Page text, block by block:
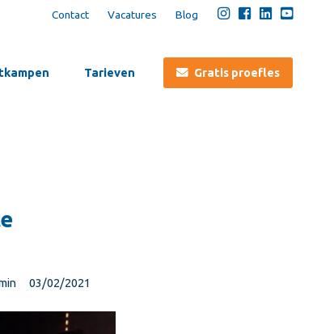
Contact Vacatures Blog
Tarieven Gratis proefles
03/02/2021